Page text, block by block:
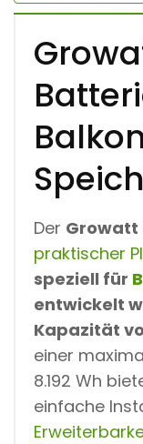
Der Growatt
praktischer
speziell für
entwickelt
Kapazität
einer
8.192 Wh
einfache